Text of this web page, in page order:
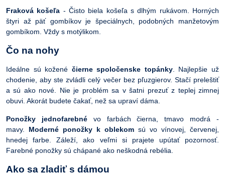
Fraková košeľa - Čisto biela košeľa s dlhým rukávom. Horných
štyri až päť gombíkov je špeciálnych, podobných manžetovým
gombíkom. Vždy s motýlikom.
Čo na nohy
Ideálne sú kožené čierne spoločenske topánky. Najlepšie už
chodenie, aby ste zvládli celý večer bez pľuzgierov. Stačí preleštiť
a sú ako nové. Nie je problém sa v šatni prezuť z teplej zimnej
obuvi. Akorát budete čakať, než sa upraví dáma.
Ponožky jednofarebnévo farbách čierna, tmavo modrá -
mavy. Moderné ponožky k oblekom sú vo vínovej, červenej,
hnedej farbe. Záleží, ako veľmi si prajete upútať pozornosť.
Farebné ponožky sú chápané ako neškodná rebélia.
Ako sa zladiť s dámou